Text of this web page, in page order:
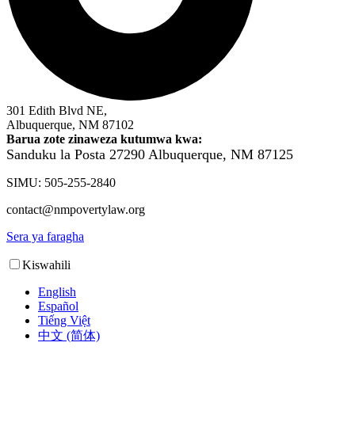
301 Edith Blvd NE,
Albuquerque, NM 87102
Barua zote zinaweza kutumwa kwa:
Sanduku la Posta 27290 Albuquerque, NM 87125
SIMU: 505-255-2840
contact@nmpovertylaw.org
Sera ya faragha
Kiswahili
English
Español
Tiếng Việt
中文 (简体)